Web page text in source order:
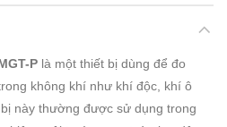
P là một thiết bị dùng để đo
không khí như khí độc, khí ô
này thường được sử dụng trong